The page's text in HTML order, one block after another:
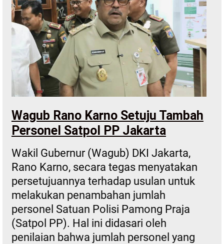
Wagub Rano Karno Setuju Tambah
Personel Satpol PP Jakarta
Wakil Gubernur (Wagub) DKI Jakarta,
Rano Karno, secara tegas menyatakan
persetujuannya terhadap usulan untuk
melakukan penambahan jumlah
personel Satuan Polisi Pamong Praja
(Satpol PP). Hal ini didasari oleh
penilaian bahwa jumlah personel yang